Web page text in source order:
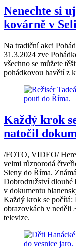
Nenechte si
kovárně v
Na tradiční akci
31.3.2024 zve
všechno se můžete
pohádkovou havětí z
Každý krok
natočil
/FOTO, VIDEO/
velmi různorodá
Sieny do Říma.
Dobrodružství dlouhé
v dokumentu
Každý krok se počítá:
obrazovkách v neděli
televize.